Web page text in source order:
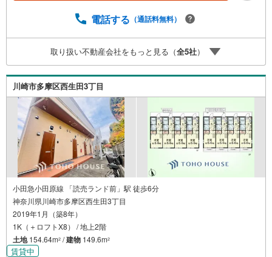
て頂ける間取！全室南向きで日の光も降り注ぐ明るい住ま
宅ローン・お住み替えのご相談も無料です。お電話・イン
ターネットからお気軽にお問い合わせください！◆朝日土
地建物（株） 登戸支店◆
電話する （通話料無料）
取り扱い不動産会社をもっと見る（全5社）
川崎市多摩区西生田3丁目
小田急小田原線 「読売ランド前」駅 徒歩6分
神奈川県川崎市多摩区西生田3丁目
2019年1月（築8年）
1K（＋ロフトX8） / 地上2階
土地154.64m2 /建物 149.6m2
賃貸中